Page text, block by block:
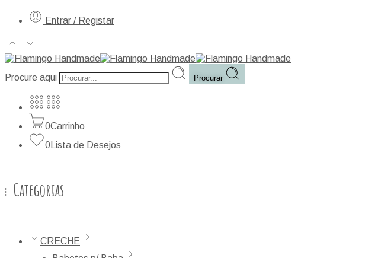
Entrar / Registar
Procure aqui Procurar
0Carrinho
0 Lista de Desejos
Categorias
CRECHE